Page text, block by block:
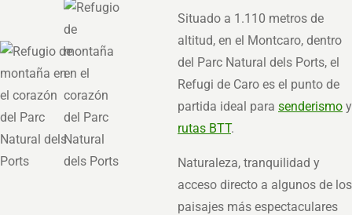
Situado a 1.110 metros de
altitud, en el Montcaro, dentro
del Parc Natural dels Ports, el
Refugi de Caro es el punto de
partida ideal para senderismo y
rutas BTT.
Naturaleza, tranquilidad y
acceso directo a algunos de los
paisajes más espectaculares